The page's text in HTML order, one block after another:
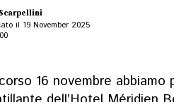
il 19 November 2025
16 novembre abbiamo